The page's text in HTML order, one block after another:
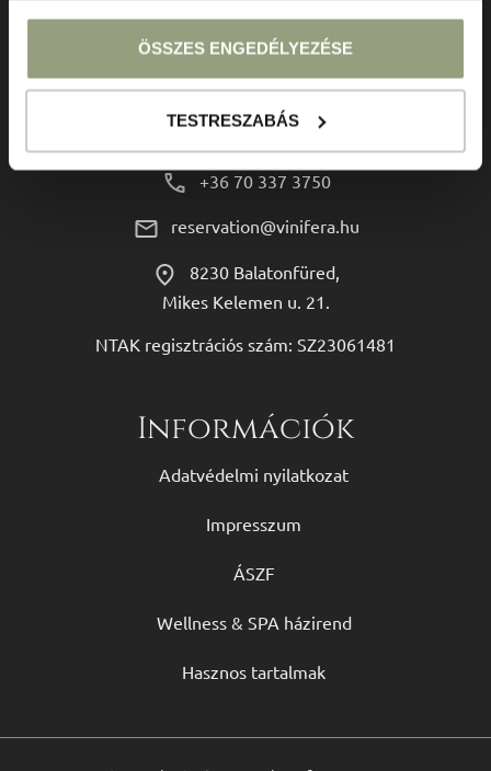
ÖSSZES ENGEDÉLYEZÉSE
TESTRESZABÁS
Kapcsolat
+36 70 337 3750
reservation@vinifera.hu
8230 Balatonfüred,
Mikes Kelemen u. 21.
NTAK regisztrációs szám: SZ23061481
Információk
Adatvédelmi nyilatkozat
Impresszum
ÁSZF
Wellness & SPA házirend
Hasznos tartalmak